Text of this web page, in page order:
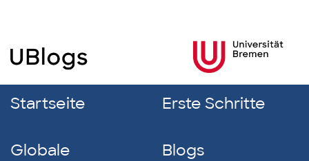
Startseite Erste Schritte
Globale
Blogs